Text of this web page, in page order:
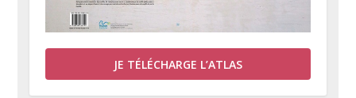
JE TÉLÉCHARGE L’ATLAS